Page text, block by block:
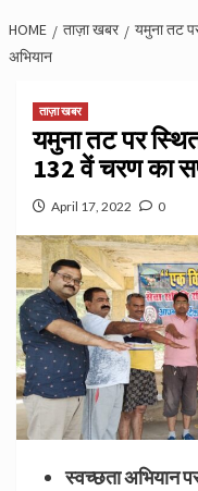
HOME ताज़ा खबर
यमुना तट
अभियान
ताज़ा खबर
यमुना तट पर
132 वें चरण का
April 17, 2022 0
स्वच्छता अभियान